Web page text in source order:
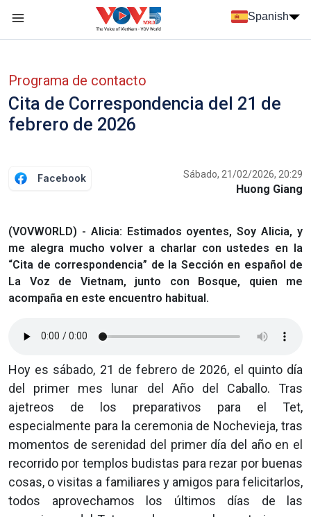
Spanish
Programa de contacto
Cita de Correspondencia del 21 de
febrero de 2026
Facebook Sábado, 21/02/2026, 20:29
Huong Giang
(VOVWORLD) - Alicia: Estimados oyentes, Soy Alicia, y
me alegra mucho volver a charlar con ustedes en la
“Cita de correspondencia” de la Sección en español de
La Voz de Vietnam, junto con Bosque, quien me
acompaña en este encuentro habitual.
Hoy es sábado, 21 de febrero de 2026, el quinto día
del primer mes lunar del Año del Caballo. Tras
ajetreos de los preparativos para el Tet,
especialmente para la ceremonia de Nochevieja, tras
momentos de serenidad del primer día del año en el
recorrido por templos budistas para rezar por buenas
cosas, o visitas a familiares y amigos para felicitarlos,
todos aprovechamos los últimos días de las